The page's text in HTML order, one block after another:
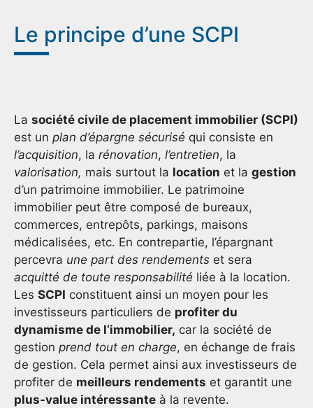
Le principe d’une SCPI
La société civile de placement immobilier (SCPI)
est un plan d’épargne sécurisé qui consiste en
l’acquisition, la rénovation, l’entretien, la
valorisation, mais surtout la location et la gestion
d’un patrimoine immobilier. Le patrimoine
immobilier peut être composé de bureaux,
commerces, entrepôts, parkings, maisons
médicalisées, etc. En contrepartie, l’épargnant
percevra une part des rendements et sera
acquitté de toute responsabilité liée à la location.
Les SCPI constituent ainsi un moyen pour les
investisseurs particuliers de profiter du
dynamisme de l’immobilier, car la société de
gestion prend tout en charge, en échange de frais
de gestion. Cela permet ainsi aux investisseurs de
profiter de meilleurs rendements et garantit une
plus-value intéressante à la revente.